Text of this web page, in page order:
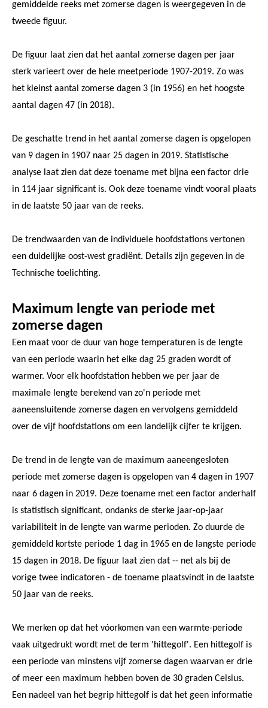
gemiddelde reeks met zomerse dagen is weergegeven in de
tweede figuur.
De figuur laat zien dat het aantal zomerse dagen per jaar
sterk varieert over de hele meetperiode 1907-2019. Zo was
het kleinst aantal zomerse dagen 3 (in 1956) en het hoogste
aantal dagen 47 (in 2018).
De geschatte trend in het aantal zomerse dagen is opgelopen
van 9 dagen in 1907 naar 25 dagen in 2019. Statistische
analyse laat zien dat deze toename met bijna een factor drie
in 114 jaar significant is. Ook deze toename vindt vooral plaats
in de laatste 50 jaar van de reeks.
De trendwaarden van de individuele hoofdstations vertonen
een duidelijke oost-west gradiënt. Details zijn gegeven in de
Technische toelichting.
Maximum lengte van periode met
zomerse dagen
Een maat voor de duur van hoge temperaturen is de lengte
van een periode waarin het elke dag 25 graden wordt of
warmer. Voor elk hoofdstation hebben we per jaar de
maximale lengte berekend van zo'n periode met
aaneensluitende zomerse dagen en vervolgens gemiddeld
over de vijf hoofdstations om een landelijk cijfer te krijgen.
De trend in de lengte van de maximum aaneengesloten
periode met zomerse dagen is opgelopen van 4 dagen in 1907
naar 6 dagen in 2019. Deze toename met een factor anderhalf
is statistisch significant, ondanks de sterke jaar-op-jaar
variabiliteit in de lengte van warme perioden. Zo duurde de
gemiddeld kortste periode 1 dag in 1965 en de langste periode
15 dagen in 2018. De figuur laat zien dat -- net als bij de
vorige twee indicatoren - de toename plaatsvindt in de laatste
50 jaar van de reeks.
We merken op dat het vóorkomen van een warmte-periode
vaak uitgedrukt wordt met de term 'hittegolf'. Een hittegolf is
een periode van minstens vijf zomerse dagen waarvan er drie
of meer een maximum hebben boven de 30 graden Celsius.
Een nadeel van het begrip hittegolf is dat het geen informatie